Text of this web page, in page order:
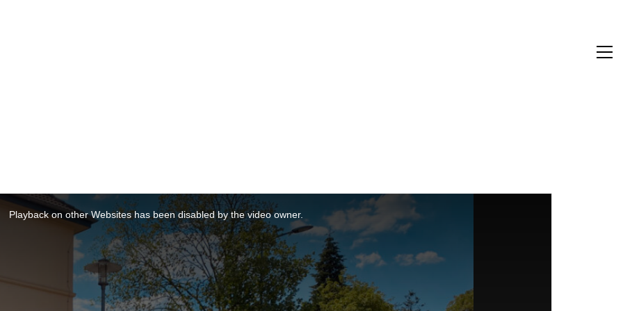
Playback on other Websites has been disabled by the video owner.